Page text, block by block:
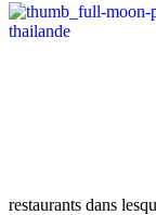
restaurants dans